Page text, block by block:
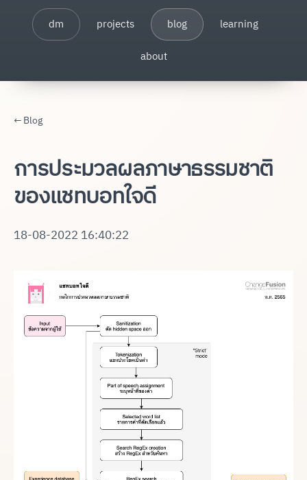
dm projects blog
learning
about
← Blog
การประมวลผลภาษาธรรมชาติ
ของแชทบอทใจดี
18-08-2022 16:40:22